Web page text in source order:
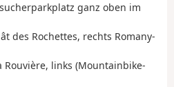
ganz oben im
des Rochettes, rechts Romany-
Rouvière, links (Mountainbike-